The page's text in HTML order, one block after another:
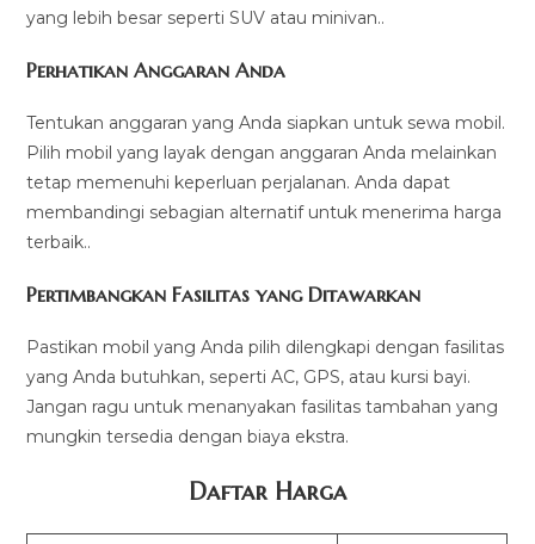
yang lebih besar seperti SUV atau minivan..
Perhatikan Anggaran Anda
Tentukan anggaran yang Anda siapkan untuk sewa mobil.
Pilih mobil yang layak dengan anggaran Anda melainkan
tetap memenuhi keperluan perjalanan. Anda dapat
membandingi sebagian alternatif untuk menerima harga
terbaik..
Pertimbangkan Fasilitas yang Ditawarkan
Pastikan mobil yang Anda pilih dilengkapi dengan fasilitas
yang Anda butuhkan, seperti AC, GPS, atau kursi bayi.
Jangan ragu untuk menanyakan fasilitas tambahan yang
mungkin tersedia dengan biaya ekstra.
Daftar Harga